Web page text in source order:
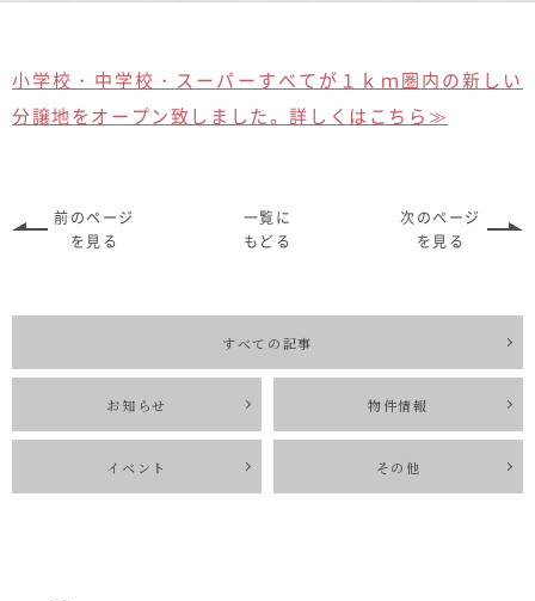
むぎくらについて
オーナー様Q&A
資料請求
お問い合わせ
小学校・中学校・スーパーすべてが１ｋｍ圏内の新しい
分譲地をオープン致しました。詳しくはこちら≫
前のページ
を見る
一覧に
もどる
次のページ
を見る
すべての記事
お知らせ 物件情報
イベント その他